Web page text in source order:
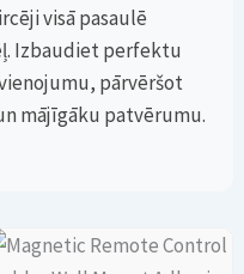
visā pasaulē
Izbaudiet perfektu
pārvēršot
mājīgāku patvērumu.